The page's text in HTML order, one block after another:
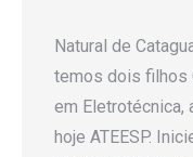
Natural de
temos dois filhos
em Eletrotécnica,
hoje ATEESP.